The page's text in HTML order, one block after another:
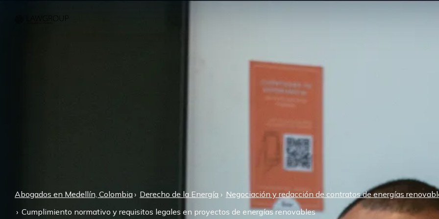
Abogados en Medellín, Colombia Derecho de la Energía
Negociación y redacción de contratos de energías
Cumplimiento normativo y requisitos legales en proyectos de energías renovables